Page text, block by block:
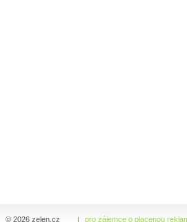
pro zájemce o placenou
© 2026 zelen.cz